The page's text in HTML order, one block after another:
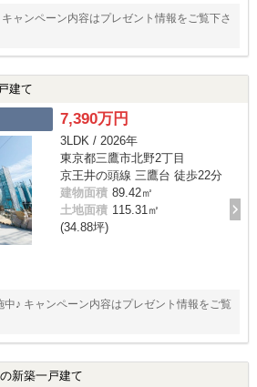
ャンペーン内容はプレゼント情報をご覧下さ
建て
7,390万円
3LDK / 2026年
東京都三鷹市北野2丁目
京王井の頭線 三鷹台 徒歩22分
建物面積 89.42㎡
土地面積 115.31㎡
(34.88坪)
♪ キャンペーン内容はプレゼント情報をご覧
新築一戸建て